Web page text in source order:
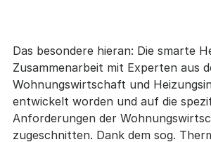
Das besondere hieran: Die smarte
Zusammenarbeit mit Experten aus
Wohnungswirtschaft und
entwickelt worden und auf die
Anforderungen der
zugeschnitten. Dank dem sog.